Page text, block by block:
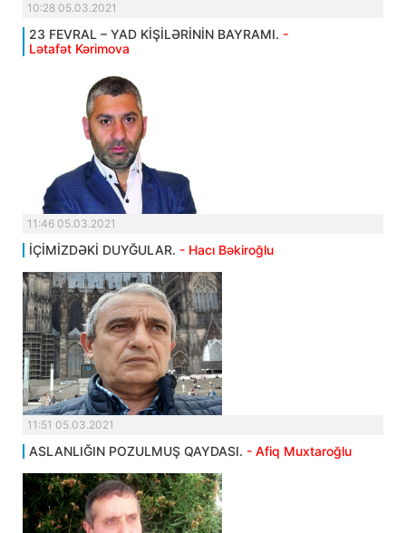
10:28 05.03.2021
23 FEVRAL – YAD KİŞİLƏRİNİN BAYRAMI. -
Lətafət Kərimova
11:46 05.03.2021
İÇİMİZDƏKİ DUYĞULAR. - Hacı Bəkiroğlu
11:51 05.03.2021
ASLANLIĞIN POZULMUŞ QAYDASI. - Afiq Muxtaroğlu